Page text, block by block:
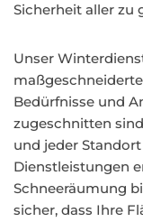
Sicherheit aller zu
Unser
Bedürfnisse und
zugeschnitten
und jeder
Dienstleistungen
Schneeräumung
sicher, dass Ihre